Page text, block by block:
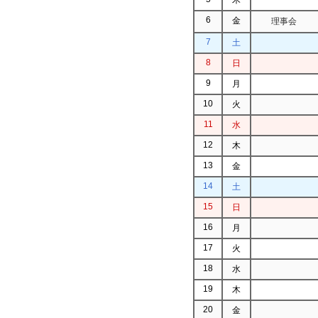
6
金 理事会
7
土
8
日
9
月
10
火
11
水
12
木
13
金
14
土
15
日
16
月
17
火
18
水
19
木
20
金